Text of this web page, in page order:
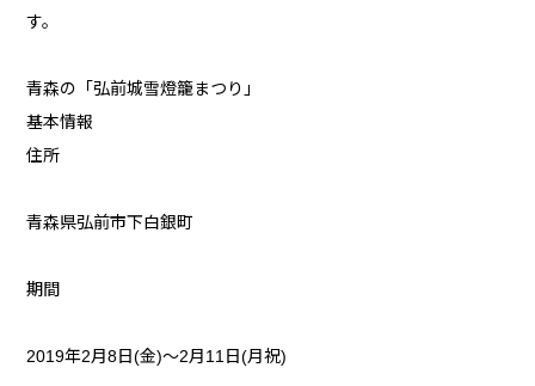
す。
青森の「弘前城雪燈籠まつり」
基本情報
住所
青森県弘前市下白銀町
期間
2019年2月8日(金)～2月11日(月祝)